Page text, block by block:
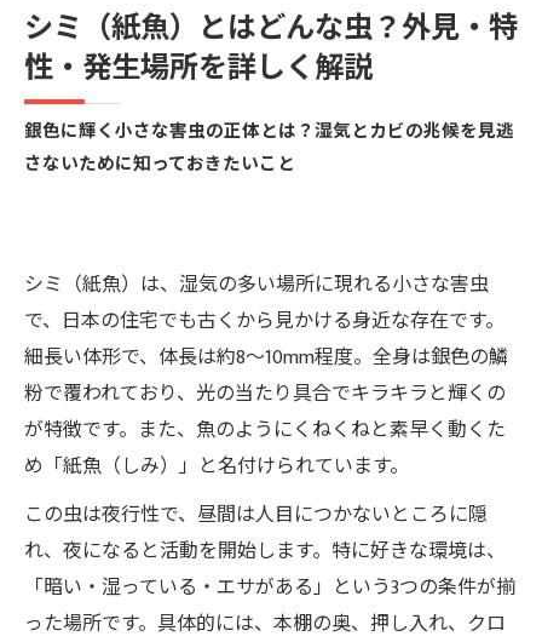
カビとシミ（紙魚）を再発させないための効果
的な対策とは？
カビとシミは早期対策が重要｜放置すると費用
がかさむ理由とは？
シミ（紙魚）を発見したら要注意｜それはカビ
シミ（紙魚）とはどんな虫？外見・特
性・発生場所を詳しく解説
銀色に輝く小さな害虫の正体とは？湿気とカビの兆候を見逃
さないために知っておきたいこと
シミ（紙魚）は、湿気の多い場所に現れる小さな害虫
で、日本の住宅でも古くから見かける身近な存在です。
細長い体形で、体長は約8〜10mm程度。全身は銀色の鱗
粉で覆われており、光の当たり具合でキラキラと輝くの
が特徴です。また、魚のようにくねくねと素早く動くた
め「紙魚（しみ）」と名付けられています。
この虫は夜行性で、昼間は人目につかないところに隠
れ、夜になると活動を開始します。特に好きな環境は、
「暗い・湿っている・エサがある」という3つの条件が揃
った場所です。具体的には、本棚の奥、押し入れ、クロ